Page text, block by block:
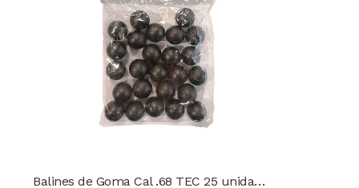
Balines de Goma Cal .68 TEC 25 unidades